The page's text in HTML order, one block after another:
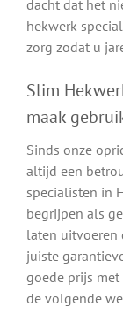
dacht dat het
hekwerk
zorg zodat u
Slim
maak
Sinds onze
altijd een
specialisten in
begrijpen als
laten uitvoeren
juiste
goede prijs
de volgende